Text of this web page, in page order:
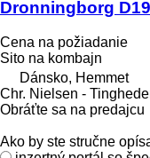
Dronningborg
Cena na požiadanie
Sito na kombajn
Dánsko, Hemmet
Chr. Nielsen -
Obráťte sa na predajcu
Ako by ste stručne